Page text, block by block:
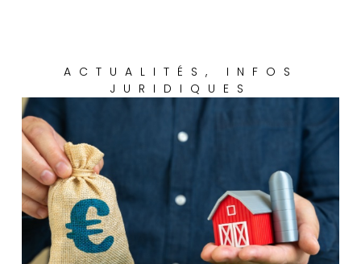
ACTUALITÉS , INFOS
JURIDIQUES